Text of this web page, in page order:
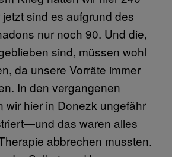
sind es aufgrund des
nur noch 90. Und die,
sind, müssen wohl
da unsere Vorräte immer
In den vergangenen
wir hier in Donezk ungefähr
das waren alles
abbrechen mussten.